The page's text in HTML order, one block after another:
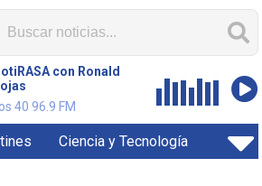
con Ronald
Los 40 96.9 FM
Ciencia y Tecnología